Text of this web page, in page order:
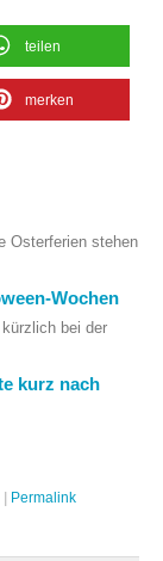
teilen
merken
Osterferien stehen
Wochen
bei der
kurz nach
Permalink